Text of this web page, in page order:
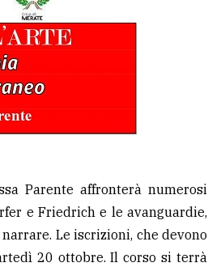
Parente affronterà numerosi
e Friedrich e le avanguardie,
Le iscrizioni, che devono
20 ottobre. Il corso si terrà